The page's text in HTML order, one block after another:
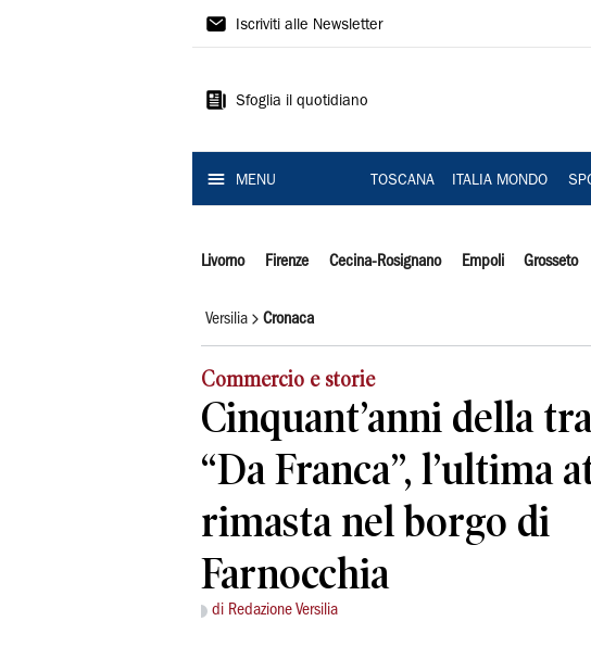
Il
Iscriviti alle Newsletter
Sfoglia il quotidiano
MENU TOSCANA ITALIA MONDO
Livorno Firenze Cecina-Rosignano Empoli Grosseto
Versilia Cronaca
Commercio e storie
Cinquant’anni della
“Da Franca”, l’ultima
rimasta nel borgo di
Farnocchia
di Redazione Versilia